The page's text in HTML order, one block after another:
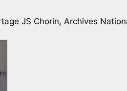
JS Chorin, Archives